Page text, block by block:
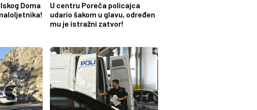
Doma
U centru Poreča policajca
udario šakom u glavu, određen
mu je istražni zatvor!